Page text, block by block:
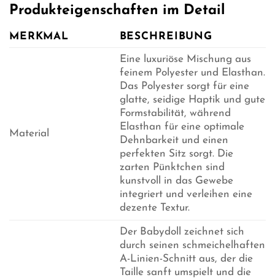
Produkteigenschaften im Detail
MERKMAL BESCHREIBUNG
Material
Eine luxuriöse Mischung aus
feinem Polyester und Elasthan.
Das Polyester sorgt für eine
glatte, seidige Haptik und gute
Formstabilität, während
Elasthan für eine optimale
Dehnbarkeit und einen
perfekten Sitz sorgt. Die
zarten Pünktchen sind
kunstvoll in das Gewebe
integriert und verleihen eine
dezente Textur.
Der Babydoll zeichnet sich
durch seinen schmeichelhaften
A-Linien-Schnitt aus, der die
Taille sanft umspielt und die